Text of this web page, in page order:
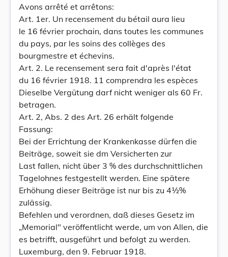
Avons arrêté et arrêtons:
Art. 1er. Un recensement du bétail aura lieu
le 16 février prochain, dans toutes les communes
du pays, par les soins des collèges des
bourgmestre et échevins.
Art. 2. Le recensement sera fait d'après l'état
du 16 février 1918. 11 comprendra les espèces
Dieselbe Vergütung darf nicht weniger als 60 Fr.
betragen.
Art. 2, Abs. 2 des Art. 26 erhält folgende
Fassung:
Bei der Errichtung der Krankenkasse dürfen die
Beiträge, soweit sie dm Versicherten zur
Last fallen, nicht über 3 % des durchschnittlichen
Tagelohnes festgestellt werden. Eine spätere
Erhöhung dieser Beiträge ist nur bis zu 4½%
zulässig.
Befehlen und verordnen, daß dieses Gesetz im
„Memorial" veröffentlicht werde, um von Allen, die
es betrifft, ausgeführt und befolgt zu werden.
Luxemburg, den 9. Februar 1918.